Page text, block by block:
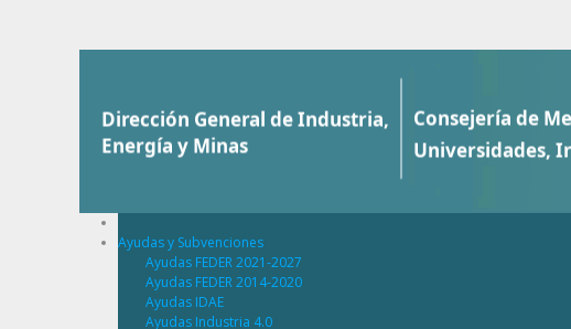
Ayudas y Subvenciones
Ayudas FEDER 2021-2027
Ayudas FEDER 2014-2020
Ayudas IDAE
Ayudas Industria 4.0